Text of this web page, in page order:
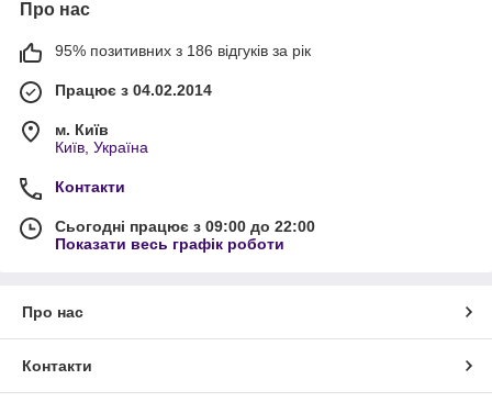
Про нас
95% позитивних з 186 відгуків за рік
Працює з 04.02.2014
м. Київ
Київ, Україна
Контакти
Сьогодні працює з 09:00 до 22:00
Показати весь графік роботи
Про нас
Контакти